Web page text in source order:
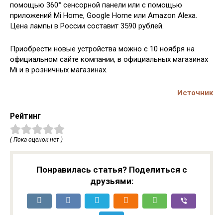
помощью 360° сенсорной панели или с помощью
приложений Mi Home, Google Home или Amazon Alexa.
Цена лампы в России составит 3590 рублей.
Приобрести новые устройства можно с 10 ноября на
официальном сайте компании, в официальных магазинах
Mi и в розничных магазинах.
Источник
Рейтинг
( Пока оценок нет )
Понравилась статья? Поделиться с
друзьями: